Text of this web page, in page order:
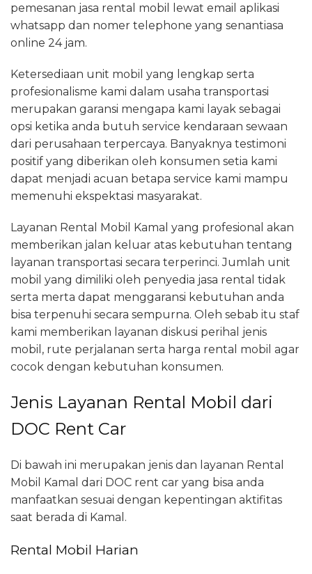
pemesanan jasa rental mobil lewat email aplikasi
whatsapp dan nomer telephone yang senantiasa
online 24 jam.
Ketersediaan unit mobil yang lengkap serta
profesionalisme kami dalam usaha transportasi
merupakan garansi mengapa kami layak sebagai
opsi ketika anda butuh service kendaraan sewaan
dari perusahaan terpercaya. Banyaknya testimoni
positif yang diberikan oleh konsumen setia kami
dapat menjadi acuan betapa service kami mampu
memenuhi ekspektasi masyarakat.
Layanan Rental Mobil Kamal yang profesional akan
memberikan jalan keluar atas kebutuhan tentang
layanan transportasi secara terperinci. Jumlah unit
mobil yang dimiliki oleh penyedia jasa rental tidak
serta merta dapat menggaransi kebutuhan anda
bisa terpenuhi secara sempurna. Oleh sebab itu staf
kami memberikan layanan diskusi perihal jenis
mobil, rute perjalanan serta harga rental mobil agar
cocok dengan kebutuhan konsumen.
Jenis Layanan Rental Mobil dari
DOC Rent Car
Di bawah ini merupakan jenis dan layanan Rental
Mobil Kamal dari DOC rent car yang bisa anda
manfaatkan sesuai dengan kepentingan aktifitas
saat berada di Kamal.
Rental Mobil Harian